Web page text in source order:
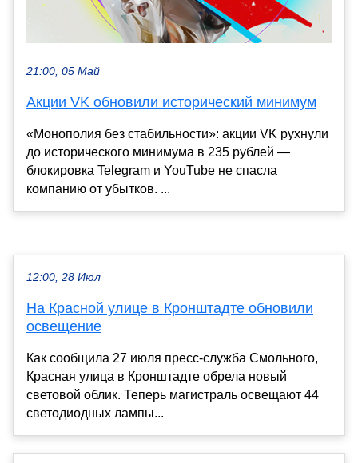
21:00, 05 Май
Акции VK обновили исторический минимум
«Монополия без стабильности»: акции VK рухнули
до исторического минимума в 235 рублей —
блокировка Telegram и YouTube не спасла
компанию от убытков. ...
12:00, 28 Июл
На Красной улице в Кронштадте обновили
освещение
Как сообщила 27 июля пресс-служба Смольного,
Красная улица в Кронштадте обрела новый
световой облик. Теперь магистраль освещают 44
светодиодных лампы...